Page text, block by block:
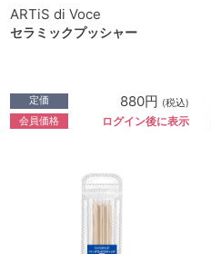
ARTiS di Voce
セラミックプッシャー
定価 880円 (税込)
会員価格 ログイン後に表示